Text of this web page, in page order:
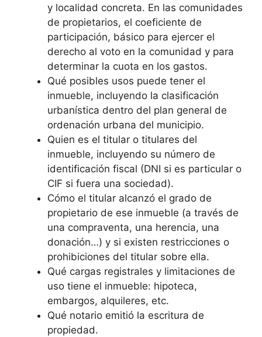
y localidad concreta. En las comunidades
de propietarios, el coeficiente de
participación, básico para ejercer el
derecho al voto en la comunidad y para
determinar la cuota en los gastos.
Qué posibles usos puede tener el
inmueble, incluyendo la clasificación
urbanística dentro del plan general de
ordenación urbana del municipio.
Quien es el titular o titulares del
inmueble, incluyendo su número de
identificación fiscal (DNI si es particular o
CIF si fuera una sociedad).
Cómo el titular alcanzó el grado de
propietario de ese inmueble (a través de
una compraventa, una herencia, una
donación…) y si existen restricciones o
prohibiciones del titular sobre ella.
Qué cargas registrales y limitaciones de
uso tiene el inmueble: hipoteca,
embargos, alquileres, etc.
Qué notario emitió la escritura de
propiedad.